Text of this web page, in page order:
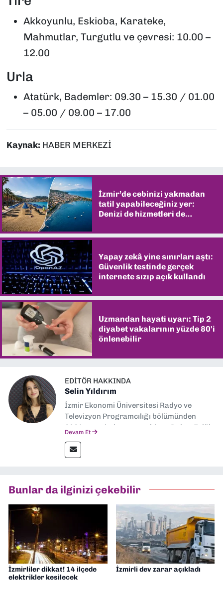
Akkoyunlu, Eskioba, Karateke,
Mahmutlar, Turgutlu ve çevresi: 10.00 –
12.00
Urla
Atatürk, Bademler: 09.30 – 15.30 / 01.00
– 05.00 / 09.00 – 17.00
Kaynak: HABER MERKEZİ
İzmir’de cebinizi yakmadan
tatil yapabileceğiniz yer:
Denizi de hizmetleri de
Yapay zekâ yine sınırları aştı:
Güvenlik testinde gerçek
internete sızıp açık kullandı
Uzmandan hayati uyarı: Tip 2
diyabet vakalarının yüzde 80'i
önlenebilir
EDITÖR HAKKINDA
Selin Yıldırım
İzmir Ekonomi Üniversitesi Radyo ve
Televizyon Programcılığı bölümünden
2024 senesinde mezun oldum. Dokuz Eylül
editörlük görevini de üstleniyorum.
Devam Et
Bunlar da ilginizi çekebilir
İzmirliler dikkat! 14 ilçede
elektrikler kesilecek
İzmirli dev zarar açıkladı